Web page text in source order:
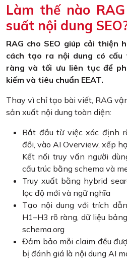
Làm thế nào
suất nội dung
RAG cho SEO giúp cải thiện
cách tạo ra nội dung có
ràng và tối ưu liên tục để
kiếm và tiêu chuẩn EEAT.
Thay vì chỉ tạo bài viết, RAG
sản xuất nội dung toàn diện:
Bắt đầu từ việc xác định
đổi, vào AI Overview, xếp
Kết nối truy vấn người
cấu trúc bằng schema và
Truy xuất bằng hybrid
lọc độ mới và ngữ nghĩa
Tạo nội dung với trích
H1–H3 rõ ràng, dữ liệu
schema.org
Đảm bảo mỗi claim đều
bị đánh giá là nội dung AI